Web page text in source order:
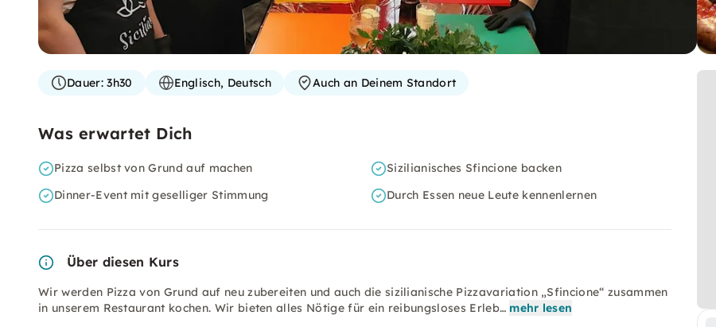
Dauer:3h30 Englisch, Deutsch Auch an Deinem Standort
Was erwartet Dich
Pizza selbst von Grund auf machen
Sizilianisches Sfincione backen
Dinner-Event mit geselliger Stimmung
Durch Essen neue Leute kennenlernen
Über diesen Kurs
Wir werden Pizza von Grund auf neu zubereiten und auch die sizilianische Pizzavariation „Sfincione“ zusammen
in unserem Restaurant kochen. Wir bieten alles Nötige für ein reibungsloses Erleb… mehr lesen